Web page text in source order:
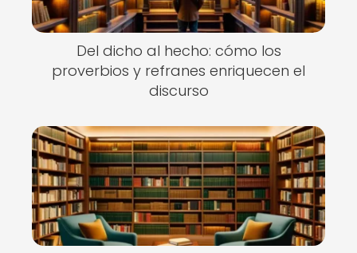
Del dicho al hecho: cómo los
proverbios y refranes enriquecen el
discurso